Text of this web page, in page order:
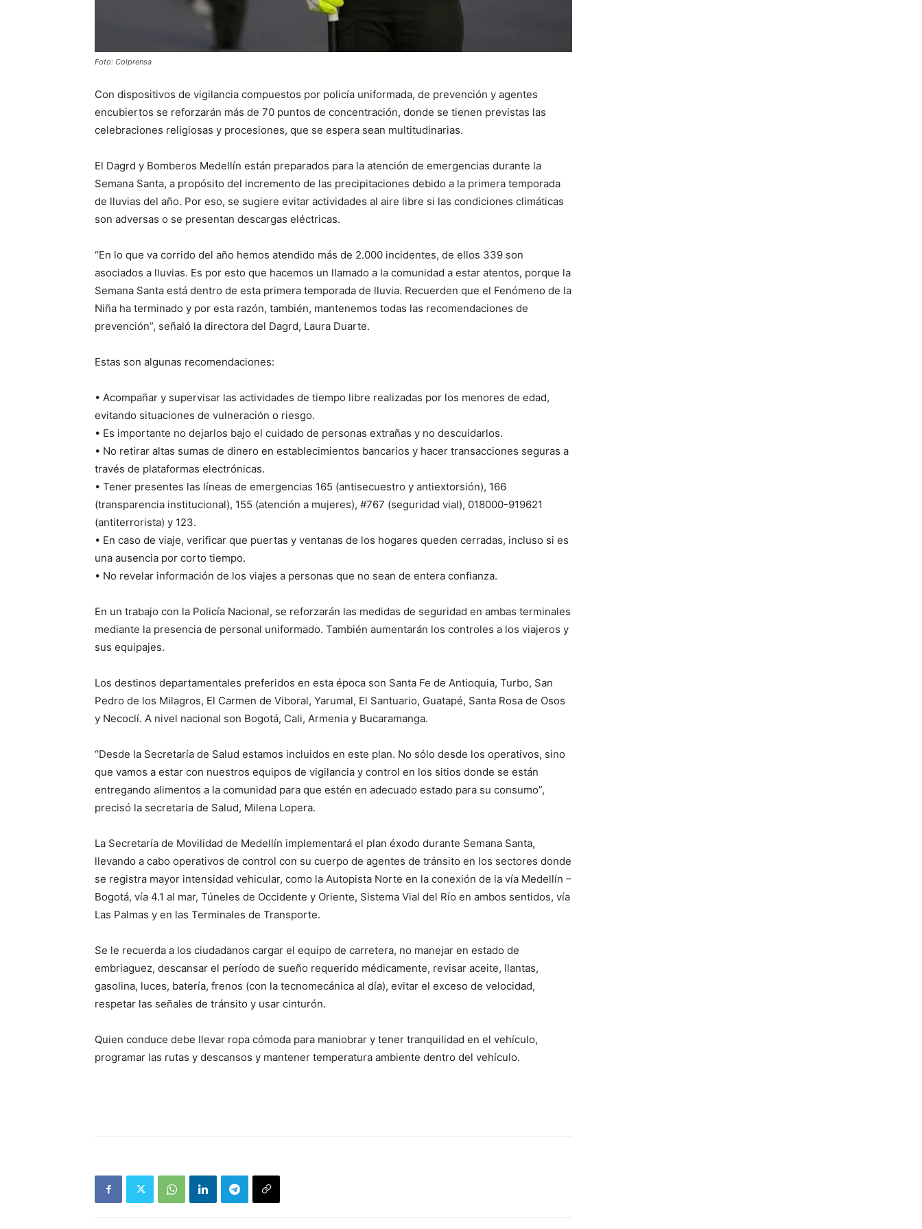
Foto: Colprensa
Con dispositivos de vigilancia compuestos por policía uniformada, de prevención y agentes
encubiertos se reforzarán más de 70 puntos de concentración, donde se tienen previstas las
celebraciones religiosas y procesiones, que se espera sean multitudinarias.
El Dagrd y Bomberos Medellín están preparados para la atención de emergencias durante la
Semana Santa, a propósito del incremento de las precipitaciones debido a la primera temporada
de lluvias del año. Por eso, se sugiere evitar actividades al aire libre si las condiciones climáticas
son adversas o se presentan descargas eléctricas.
“En lo que va corrido del año hemos atendido más de 2.000 incidentes, de ellos 339 son
asociados a lluvias. Es por esto que hacemos un llamado a la comunidad a estar atentos, porque la
Semana Santa está dentro de esta primera temporada de lluvia. Recuerden que el Fenómeno de la
Niña ha terminado y por esta razón, también, mantenemos todas las recomendaciones de
prevención”, señaló la directora del Dagrd, Laura Duarte.
Estas son algunas recomendaciones:
• Acompañar y supervisar las actividades de tiempo libre realizadas por los menores de edad,
evitando situaciones de vulneración o riesgo.
• Es importante no dejarlos bajo el cuidado de personas extrañas y no descuidarlos.
• No retirar altas sumas de dinero en establecimientos bancarios y hacer transacciones seguras a
través de plataformas electrónicas.
• Tener presentes las líneas de emergencias 165 (antisecuestro y antiextorsión), 166
(transparencia institucional), 155 (atención a mujeres), #767 (seguridad vial), 018000-919621
(antiterrorista) y 123.
• En caso de viaje, verificar que puertas y ventanas de los hogares queden cerradas, incluso si es
una ausencia por corto tiempo.
• No revelar información de los viajes a personas que no sean de entera confianza.
En un trabajo con la Policía Nacional, se reforzarán las medidas de seguridad en ambas terminales
mediante la presencia de personal uniformado. También aumentarán los controles a los viajeros y
sus equipajes.
Los destinos departamentales preferidos en esta época son Santa Fe de Antioquia, Turbo, San
Pedro de los Milagros, El Carmen de Viboral, Yarumal, El Santuario, Guatapé, Santa Rosa de Osos
y Necoclí. A nivel nacional son Bogotá, Cali, Armenia y Bucaramanga.
“Desde la Secretaría de Salud estamos incluidos en este plan. No sólo desde los operativos, sino
que vamos a estar con nuestros equipos de vigilancia y control en los sitios donde se están
entregando alimentos a la comunidad para que estén en adecuado estado para su consumo”,
precisó la secretaria de Salud, Milena Lopera.
La Secretaría de Movilidad de Medellín implementará el plan éxodo durante Semana Santa,
llevando a cabo operativos de control con su cuerpo de agentes de tránsito en los sectores donde
se registra mayor intensidad vehicular, como la Autopista Norte en la conexión de la vía Medellín –
Bogotá, vía 4.1 al mar, Túneles de Occidente y Oriente, Sistema Vial del Río en ambos sentidos, vía
Las Palmas y en las Terminales de Transporte.
Se le recuerda a los ciudadanos cargar el equipo de carretera, no manejar en estado de
embriaguez, descansar el período de sueño requerido médicamente, revisar aceite, llantas,
gasolina, luces, batería, frenos (con la tecnomecánica al día), evitar el exceso de velocidad,
respetar las señales de tránsito y usar cinturón.
Quien conduce debe llevar ropa cómoda para maniobrar y tener tranquilidad en el vehículo,
programar las rutas y descansos y mantener temperatura ambiente dentro del vehículo.